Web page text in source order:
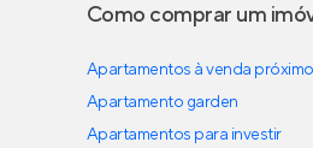
Como comprar um
Apartamentos à venda
Apartamento garden
Apartamentos para investir